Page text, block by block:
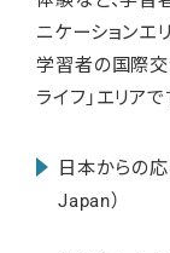
ニケーションエ
学習者の国際交
ライフ」エリアで
日本からの
Japan）